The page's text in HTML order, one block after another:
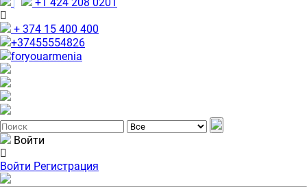
+ 374 15 400 400
+37455554826
foryouarmenia
Войти
Войти Регистрация